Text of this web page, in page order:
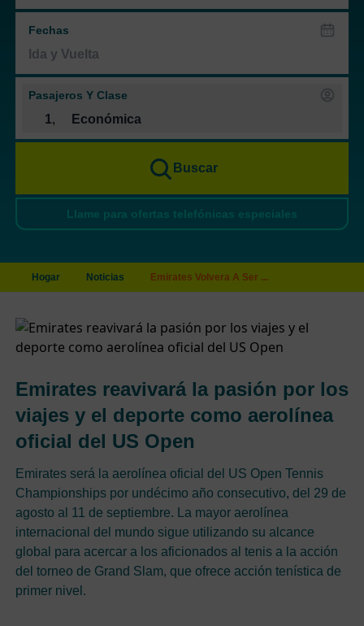
Fechas
Pasajeros Y Clase
1, Económica
Buscar
Llame para ofertas telefónicas especiales
Hogar Noticias Emirates Volvera A Ser ...
Emirates reavivará la pasión por los
viajes y el deporte como aerolínea
oficial del US Open
Emirates será la aerolínea oficial del US Open Tennis
Championships por undécimo año consecutivo, del 29 de
agosto al 11 de septiembre. La mayor aerolínea
internacional del mundo sigue utilizando su alcance
global para acercar a los aficionados al tenis a la acción
del torneo de Grand Slam, que ofrece acción tenística de
primer nivel.